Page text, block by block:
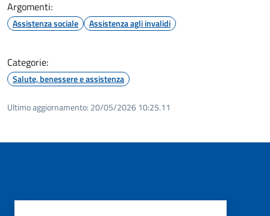
Argomenti:
Assistenza sociale Assistenza agli invalidi
Categorie:
Salute, benessere e assistenza
Ultimo aggiornamento: 20/05/2026 10:25.11